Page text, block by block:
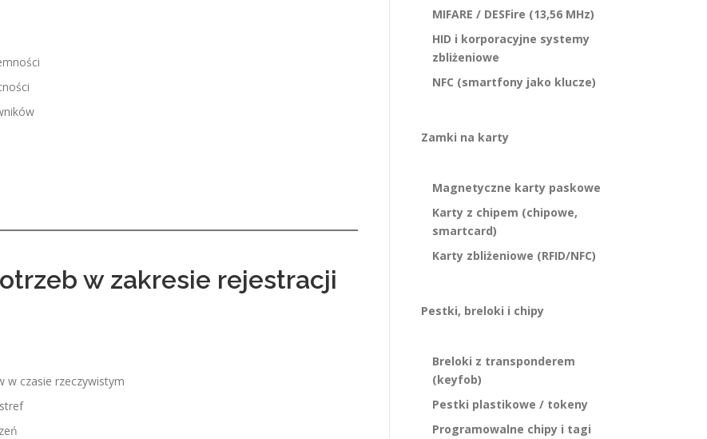
w zakresie rejestracji
w czasie rzeczywistym
MIFARE / DESFire (13,56 MHz)
HID i korporacyjne systemy
zbliżeniowe
NFC (smartfony jako klucze)
Zamki na karty
Magnetyczne karty paskowe
Karty z chipem (chipowe,
smartcard)
Karty zbliżeniowe (RFID/NFC)
Pestki, breloki i chipy
Breloki z transponderem
(keyfob)
Pestki plastikowe / tokeny
Programowalne chipy i tagi